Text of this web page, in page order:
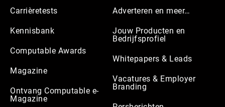
Carrièretests
Kennisbank
Computable Awards
Magazine
Ontvang Computable e-
Magazine
Adverteren en meer…
Jouw Producten en
Bedrijfsprofiel
Whitepapers & Leads
Vacatures & Employer
Branding